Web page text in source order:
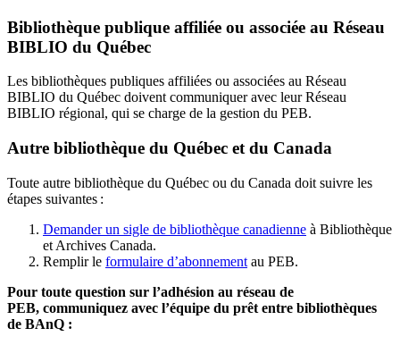
Bibliothèque publique affiliée ou associée au Réseau
BIBLIO du Québec
Les bibliothèques publiques affiliées ou associées au Réseau
BIBLIO du Québec doivent communiquer avec leur Réseau
BIBLIO régional, qui se charge de la gestion du PEB.
Autre bibliothèque du Québec et du Canada
Toute autre bibliothèque du Québec ou du Canada doit suivre les
étapes suivantes :
Demander un sigle de bibliothèque canadienne à Bibliothèque
et Archives Canada.
Remplir le formulaire d’abonnement au PEB.
Pour toute question sur l’adhésion au réseau de
PEB, communiquez avec l’équipe du prêt entre bibliothèques
de BAnQ :